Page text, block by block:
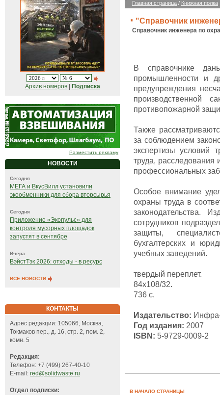
Архив номеров| Подписка
Разместить рекламу
НОВОСТИ
Сегодня
МЕГА и ВкусВилл установили
экообменники для сбора вторсырья
Сегодня
Приложение «Экопульс» для
контроля мусорных площадок
запустят в сентябре
Вчера
ВэйстТэк 2026: отходы - в ресурс
ВСЕ НОВОСТИ
КОНТАКТЫ
Адрес редакции: 105066, Москва,
Токмаков пер., д. 16, стр. 2, пом. 2,
комн. 5
Редакция:
Телефон: +7 (499) 267-40-10
E-mail: red@solidwaste.ru
Отдел подписки:
Главная страница / Книжная полка
"Справочник
Справочник инженера по
В справочнике
промышленности и
предупреждения
производственной
противопожарной
Также
за соблюдением
экспертизы условий
труда, расследования
профессиональных
Особое внимание
охраны труда в
законодательства.
сотрудников
защиты,
бухгалтерских и
учебных заведений.
твердый переплет.
84x108/32.
736 с.
Издательство:
Год издания: 2007
ISBN: 5-9729-0009-2
В НАЧАЛО СТРАНИЦЫ